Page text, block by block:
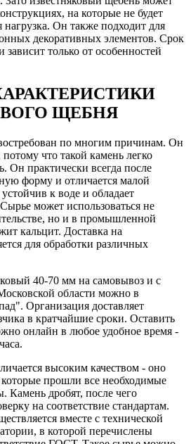
на которые не будет
нагрузка. Он также подходит для
декоративных элементов. Срок
только от особенностей
ЩЕБНЯ
по многим причинам. Он
что такой камень легко
Он практически всегда после
форму и отличается малой
к воде и обладает
может использоваться не
но и в промышленной
кальцит. Доставка на
для обработки различных
40-70 мм на самовывоз и с
области можно в
Организация доставляет
в кратчайшие сроки. Оставить
онлайн в любое удобное время -
высоким качеством - оно
которые прошли все необходимые
Камень дробят, после чего
на соответствие стандартам.
вместе с технической
в которой перечислены